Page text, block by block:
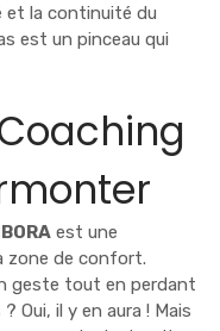
et la continuité du
est un pinceau qui
est une
zone de confort.
geste tout en perdant
Oui, il y en aura ! Mais